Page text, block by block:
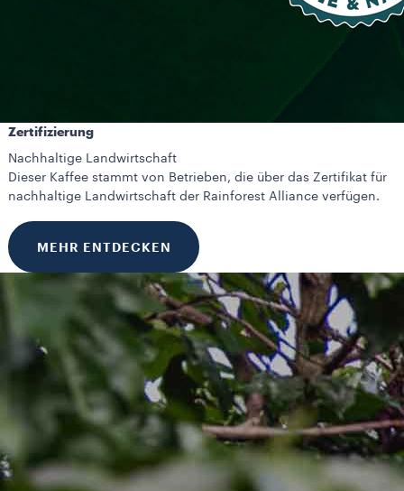
Zertifizierung
Nachhaltige Landwirtschaft
Dieser Kaffee stammt von Betrieben, die über das Zertifikat für
nachhaltige Landwirtschaft der Rainforest Alliance verfügen.
MEHR ENTDECKEN